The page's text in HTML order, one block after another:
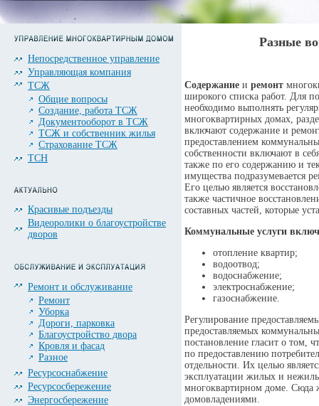
Непосредственное управление
Управляющая компания
ТСЖ
Общие вопросы
Создание, работа ТСЖ
Документооборот в ТСЖ
ТСЖ и собственник жилья
Страхование ТСЖ
ТСН
Красивые подъезды
Видеоролики о благоустройстве
дворов
Ремонт и обслуживание
Ремонт
Уборка
Дороги, парковка
Благоустройство двора
Кровля и фасад
Разное
Ресурсоснабжение
Ресурсосбережение
Энергосбережение
Разные
Содержание и ремонт
широкого списка работ. Для
необходимо выполнять
многоквартирных домах,
включают содержание и
предоставлением
собственности включают в
также по его содержанию и
имущества подразумевается
Его целью является
также частичное
составных частей, которые
Коммунальные услуги
отопление квартир;
водоотвод;
водоснабжение;
электроснабжение;
газоснабжение.
Регулирование
предоставляемых
постановление гласит о том,
по предоставлению
отдельности. Их целью
эксплуатации жилых и
многоквартирном доме. Сюда
домовладениями.